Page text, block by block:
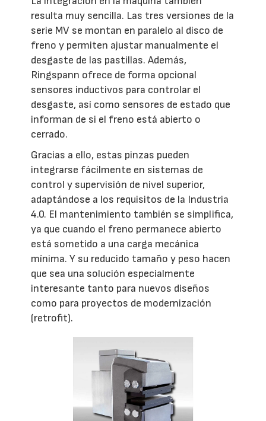
resulta muy sencilla. Las tres versiones de la
serie MV se montan en paralelo al disco de
freno y permiten ajustar manualmente el
desgaste de las pastillas. Además,
Ringspann ofrece de forma opcional
sensores inductivos para controlar el
desgaste, así como sensores de estado que
informan de si el freno está abierto o
cerrado.
Gracias a ello, estas pinzas pueden
integrarse fácilmente en sistemas de
control y supervisión de nivel superior,
adaptándose a los requisitos de la Industria
4.0. El mantenimiento también se simplifica,
ya que cuando el freno permanece abierto
está sometido a una carga mecánica
mínima. Y su reducido tamaño y peso hacen
que sea una solución especialmente
interesante tanto para nuevos diseños
como para proyectos de modernización
(retrofit).